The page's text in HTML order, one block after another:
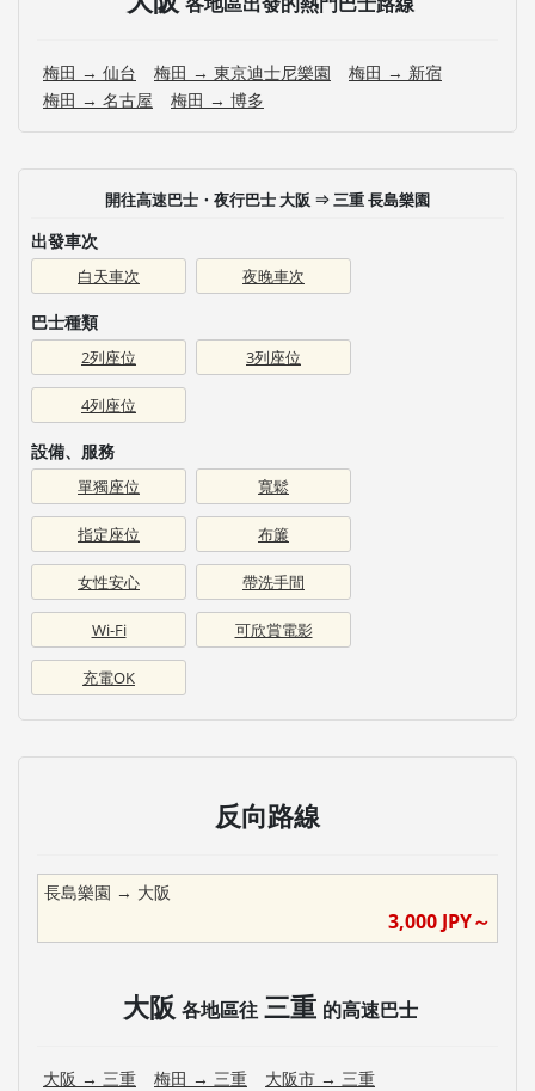
梅田 → 仙台 梅田 → 東京迪士尼樂園
梅田 → 新宿
梅田 → 名古屋
梅田 → 博多
開往高速巴士・夜行巴士 大阪 ⇒ 三重 長島樂園
出發車次
白天車次 夜晚車次
巴士種類
2列座位 3列座位
4列座位
設備、服務
單獨座位 寬鬆
指定座位 布簾
女性安心 帶洗手間
Wi-Fi 可欣賞電影
充電OK
反向路線
長島樂園 → 大阪
3,000 JPY～
大阪 各地區往 三重 的高速巴士
大阪 → 三重 梅田 → 三重 大阪市 → 三重